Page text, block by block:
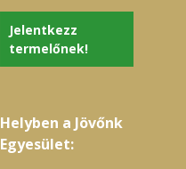
Jelentkezz
termelőnek!
Helyben a Jövőnk
Egyesület: